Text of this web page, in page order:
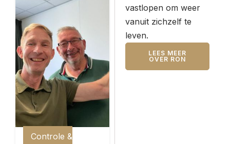
vastlopen om weer
vanuit zichzelf te
leven.
LEES MEER
OVER RON
Controle &